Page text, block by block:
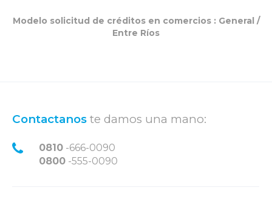
Modelo solicitud de créditos en comercios : General /
Entre Ríos
Contactanos te damos una mano:
0810 -666-0090
0800 -555-0090